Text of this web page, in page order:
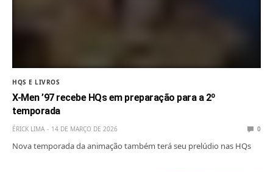
HQS E LIVROS
X-Men ’97 recebe HQs em preparação para a 2º
temporada
ÉRICK LIMA 14 DE MARÇO DE 2026 0
Nova temporada da animação também terá seu prelúdio nas HQs